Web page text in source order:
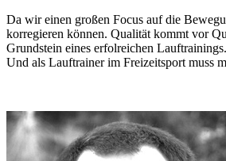
Da wir einen großen Focus auf die
korregieren können. Qualität kommt vor
Grundstein eines erfolreichen Lauftrainings.
Und als Lauftrainer im Freizeitsport muss